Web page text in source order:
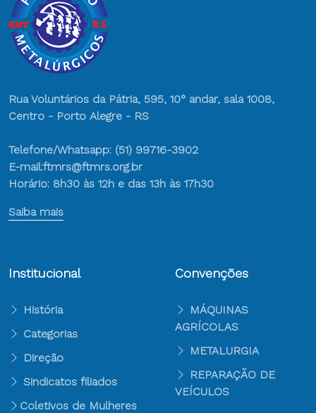
Rua Voluntários da Pátria, 595, 10° andar, sala 1008,
Centro - Porto Alegre - RS
Telefone/Whatsapp: (51) 99716-3902
E-mail:ftmrs@ftmrs.org.br
Horário: 8h30 às 12h e das 13h às 17h30
Saiba mais
Institucional
História
Categorias
Direção
Sindicatos filiados
Coletivos de Mulheres
Convenções
MÁQUINAS
AGRÍCOLAS
METALURGIA
REPARAÇÃO DE
VEÍCULOS